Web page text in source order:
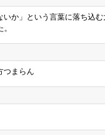
いか」という言葉に落ち込
つまらん